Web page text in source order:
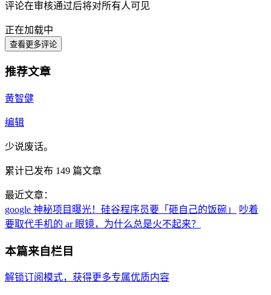
评论在审核通过后将对所有人可见
正在加载中
查看更多评论
推荐文章
黄智健
编辑
少说废话。
累计已发布 149 篇文章
最近文章：
google 神秘项目曝光！硅谷程序员要「砸自己的饭碗」
吵着
要取代手机的 ar 眼镜，为什么总是火不起来？
本篇来自栏目
解锁订阅模式，获得更多专属优质内容